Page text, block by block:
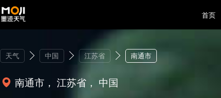
首页
天气 中国 江苏省 南通市
南通市， 江苏省， 中国